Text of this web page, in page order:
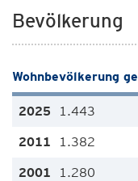
Bevölkerung
Wohnbevölkerung
1.443
1.382
1.280